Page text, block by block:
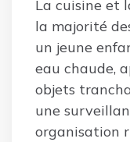
La cuisine et
la majorité
un jeune
eau chaude,
objets
une
organisation